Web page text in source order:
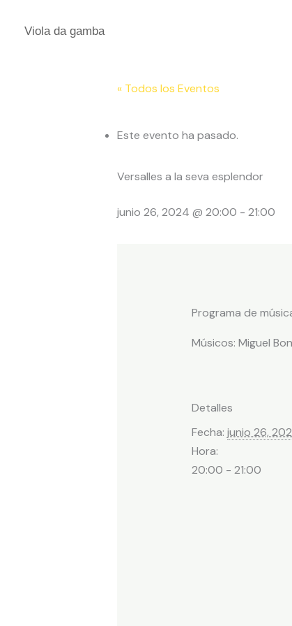
Viola da gamba
« Todos los Eventos
Este evento ha pasado.
Versalles a la seva esplendor
junio 26, 2024 @ 20:00 - 21:00
Programa de
Músicos: Miguel
Detalles
Fecha: junio 26,
Hora:
20:00 - 21:00